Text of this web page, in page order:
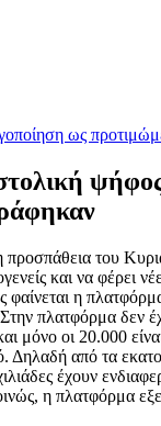
ως
προσπάθεια του
και να φέρει
η
πλατφόρμα δεν
μόνο οι 20.000
Δηλαδή από τα
έχουν
η πλατφόρμα